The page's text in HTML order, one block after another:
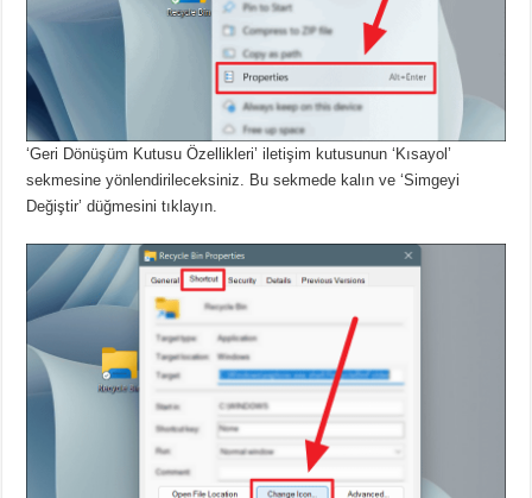
‘Geri Dönüşüm Kutusu Özellikleri’ iletişim kutusunun ‘Kısayol’
sekmesine yönlendirileceksiniz.
Bu sekmede kalın ve ‘Simgeyi
Değiştir’ düğmesini tıklayın.